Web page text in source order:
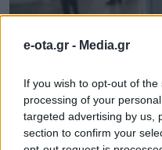
e-ota.gr - Media.gr
If you wish to opt-out of
processing of your
targeted advertising by us,
section to confirm your
Ο ΣΥΡΙΖΑ
Πισώπλατα
Κουμουνδούρου
Λίγες μέρες μετά την
Περιφερειακές
μετρώντας αντίστροφα